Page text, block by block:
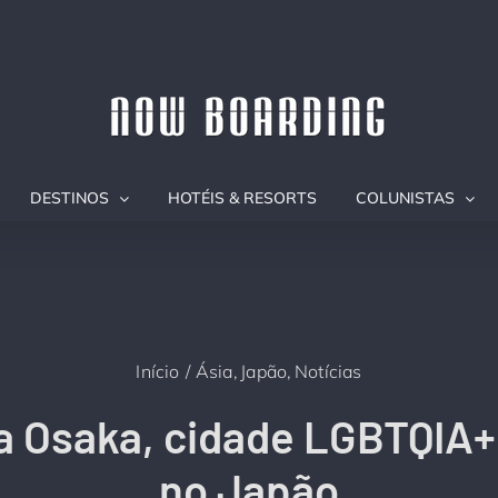
DESTINOS HOTÉIS & RESORTS COLUNISTAS
Início Ásia Japão Notícias
Osaka, cidade